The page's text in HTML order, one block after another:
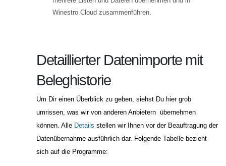
Winestro.Cloud zusammenführen.
Detaillierter Datenimporte mit
Beleghistorie
Um Dir einen Überblick zu geben, siehst Du hier grob
umrissen, was wir von anderen Anbietern übernehmen
können. Alle Details stellen wir Ihnen vor der Beauftragung der
Datenübernahme ausführlich dar. Folgende Tabelle bezieht
sich auf die Programme: